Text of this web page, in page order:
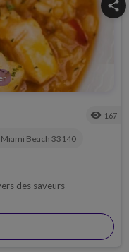
share
visibility 167
Miami Beach 33140
des saveurs